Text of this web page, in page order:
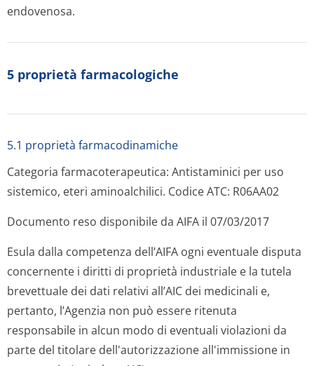
endovenosa.
5 proprietà farmacologiche
5.1 proprietà farmacodinamiche
Categoria farmacoterapeutica: Antistaminici per uso
sistemico, eteri aminoalchilici. Codice ATC: R06AA02
Documento reso disponibile da AIFA il 07/03/2017
Esula dalla competenza dell’AIFA ogni eventuale disputa
concernente i diritti di proprietà industriale e la tutela
brevettuale dei dati relativi all’AIC dei medicinali e,
pertanto, l’Agenzia non può essere ritenuta
responsabile in alcun modo di eventuali violazioni da
parte del titolare dell'autorizzazione all'immissione in